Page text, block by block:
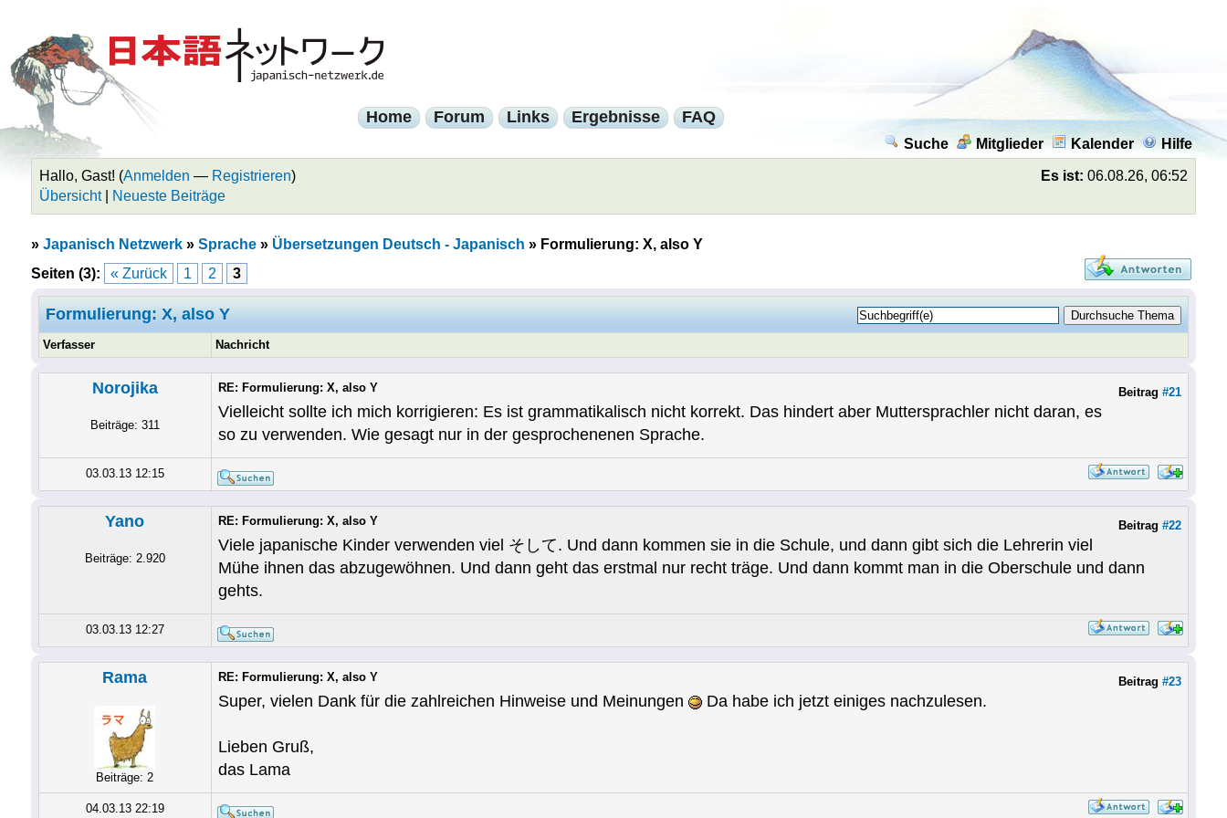
Home Forum Links Ergebnisse FAQ
Suche Mitglieder Kalender Hilfe
Es ist: 06.08.26, 06:52
Hallo, Gast! (Anmelden — Registrieren)
Übersicht| Neueste Beiträge
» Japanisch Netzwerk» Sprache» Übersetzungen Deutsch - Japanisch » Formulierung: X, also Y
Seiten (3):
« Zurück 1 2 3
Formulierung: X, also Y
Verfasser Nachricht
Norojika
Beiträge: 311
Beitrag #21
RE: Formulierung: X, also Y
Vielleicht sollte ich mich korrigieren: Es ist grammatikalisch nicht korrekt. Das hindert aber Muttersprachler nicht daran, es
so zu verwenden. Wie gesagt nur in der gesprochenenen Sprache.
03.03.13 12:15
Yano
Beiträge: 2.920
Beitrag #22
RE: Formulierung: X, also Y
Viele japanische Kinder verwenden viel そして. Und dann kommen sie in die Schule, und dann gibt sich die Lehrerin viel
Mühe ihnen das abzugewöhnen. Und dann geht das erstmal nur recht träge. Und dann kommt man in die Oberschule und dann
gehts.
03.03.13 12:27
Rama
Beiträge: 2
Beitrag #23
RE: Formulierung: X, also Y
Super, vielen Dank für die zahlreichen Hinweise und Meinungen Da habe ich jetzt einiges nachzulesen.
Lieben Gruß,
das Lama
04.03.13 22:19